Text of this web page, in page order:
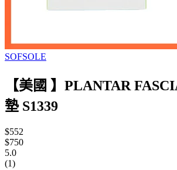
SOFSOLE
【美國 】PLANTAR
墊 S1339
$552
$750
5.0
(1)